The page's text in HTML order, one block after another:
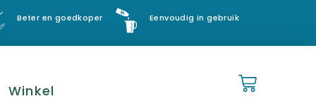
Beter en goedkoper Eenvoudig in gebruik
Winkel